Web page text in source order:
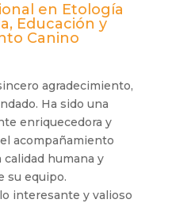
en Etología
Educación y
Canino
agradecimiento,
Ha sido una
enriquecedora y
acompañamiento
humana y
su equipo.
interesante y valioso